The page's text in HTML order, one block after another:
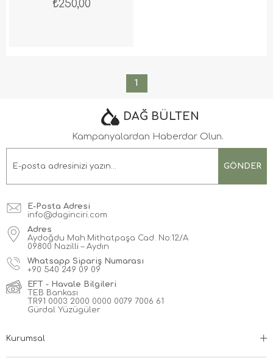
₺250,00
1
DAĞ BÜLTEN
Kampanyalardan Haberdar Olun.
GÖNDER
E-Posta Adresi
info@daginciri.com
Adres
Aydoğdu Mah.Mithatpaşa Cad. No:12/A
09800 Nazilli – Aydın
Whatsapp Sipariş Numarası
+90 540 249 09 09
EFT - Havale Bilgileri
TEB Bankası
TR91 0003 2000 0000 0079 7006 61
Gürdal Yüzügüler
Kurumsal